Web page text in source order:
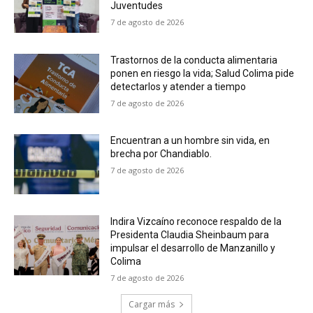
Juventudes
7 de agosto de 2026
Trastornos de la conducta alimentaria
ponen en riesgo la vida; Salud Colima pide
detectarlos y atender a tiempo
7 de agosto de 2026
Encuentran a un hombre sin vida, en
brecha por Chandiablo.
7 de agosto de 2026
Indira Vizcaíno reconoce respaldo de la
Presidenta Claudia Sheinbaum para
impulsar el desarrollo de Manzanillo y
Colima
7 de agosto de 2026
Cargar más